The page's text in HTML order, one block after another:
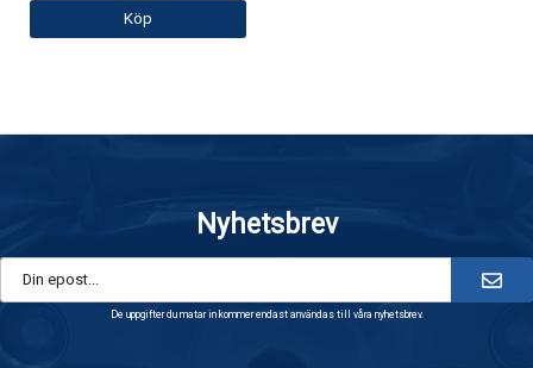
Köp
Nyhetsbrev
De uppgifter du matar in kommer endast användas till våra nyhetsbrev.